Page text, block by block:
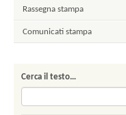
Rassegna stampa
Comunicati stampa
Cerca il testo…